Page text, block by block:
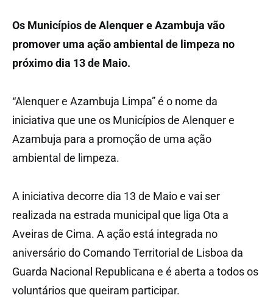
Os Municípios de Alenquer e Azambuja vão
promover uma ação ambiental de limpeza no
próximo dia 13 de Maio.
“Alenquer e Azambuja Limpa” é o nome da
iniciativa que une os Municípios de Alenquer e
Azambuja para a promoção de uma ação
ambiental de limpeza.
A iniciativa decorre dia 13 de Maio e vai ser
realizada na estrada municipal que liga Ota a
Aveiras de Cima. A ação está integrada no
aniversário do Comando Territorial de Lisboa da
Guarda Nacional Republicana e é aberta a todos os
voluntários que queiram participar.